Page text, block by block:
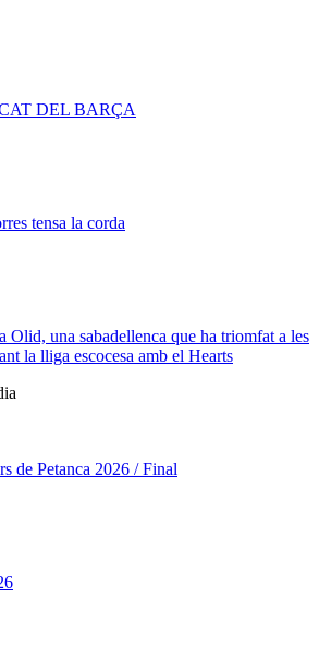
DEL BARÇA
tensa la corda
Olid, una sabadellenca que ha triomfat a les
la lliga escocesa amb el Hearts
de Petanca 2026 / Final